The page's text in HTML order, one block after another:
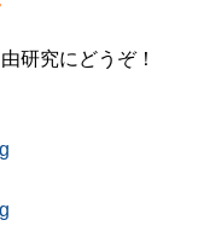
研究にどうぞ！